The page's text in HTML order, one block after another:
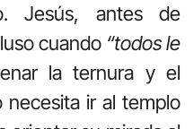
Jesús, antes de
cuando “todos le
la ternura y el
necesita ir al templo